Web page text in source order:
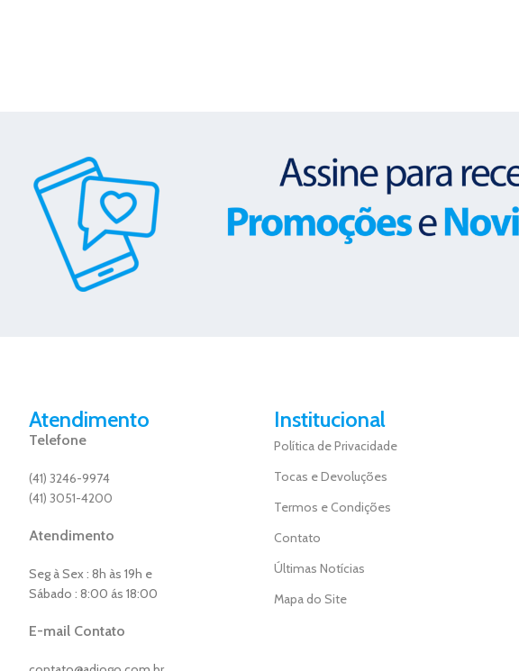
Atendimento
Telefone
(41) 3246-9974
(41) 3051-4200
Atendimento
Seg à Sex : 8h às 19h e
Sábado : 8:00 ás 18:00
E-mail Contato
Institucional
Política de Privacidade
Tocas e Devoluções
Termos e Condições
Contato
Últimas Notícias
Mapa do Site